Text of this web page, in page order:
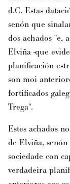
d.C. Estas
senón que
dos achados "e,
Elviña -que
planificación
son moi
fortificados
Trega".
Estes achados
de Elviña,
sociedade con
verdadeira